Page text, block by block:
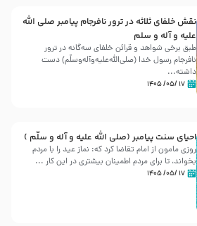
نقش خلفای ثلاثه در ترور نافرجام پیامبر صلی الله
علیه و آله و سلم
طبق برخی شواهد و قرائن خلفای سه‌گانه در ترور
نافرجام رسول خدا (صلی‌الله‌علیه‌و‌آله‌وسلّم) دست
داشته‌...
۱۷ /۰۵/ ۱۴۰۵
احیای سنت پیامبر (صلی الله علیه و آله و سلّم )
روزی مامون از امام تقاضا کرد که: نماز عید را با مردم
بخواند، تا برای مردم اطمینان بیشتری در این کار ...
۱۷ /۰۵/ ۱۴۰۵